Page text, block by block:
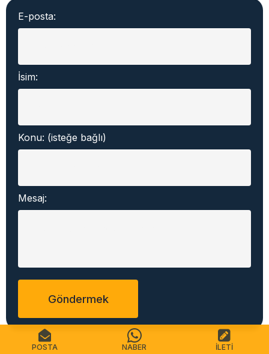
E-posta:
İsim:
Konu: (isteğe bağlı)
Mesaj:
POSTA NABER İLETI